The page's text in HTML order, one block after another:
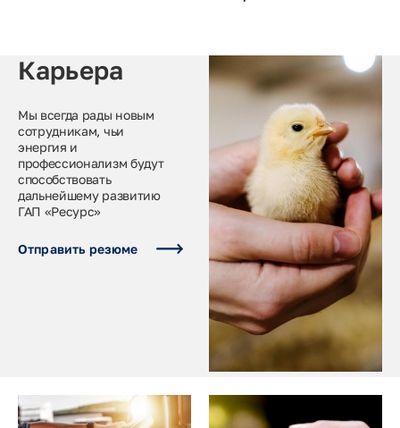
Карьера
Мы всегда рады новым
сотрудникам, чьи
энергия и
профессионализм будут
способствовать
дальнейшему развитию
ГАП «Ресурс»
Отправить резюме